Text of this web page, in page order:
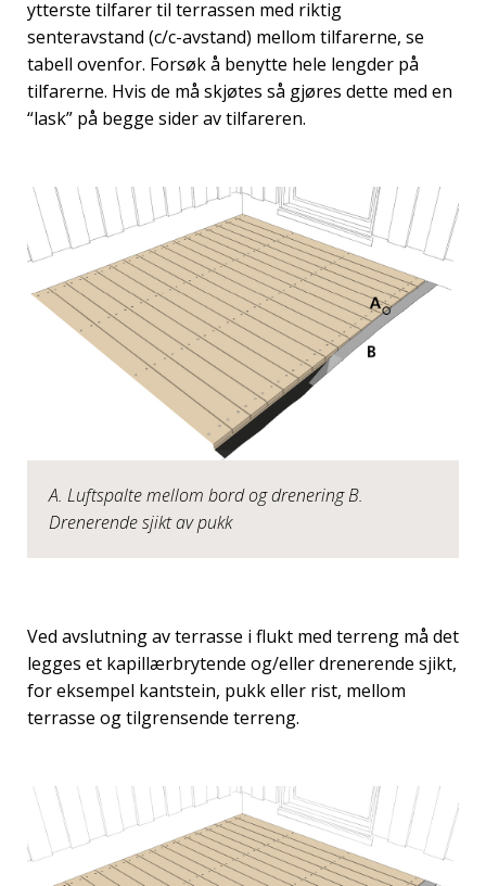
ytterste tilfarer til terrassen med riktig
senteravstand (c/c-avstand) mellom tilfarerne, se
tabell ovenfor. Forsøk å benytte hele lengder på
tilfarerne. Hvis de må skjøtes så gjøres dette med en
“lask” på begge sider av tilfareren.
A. Luftspalte mellom bord og drenering B.
Drenerende sjikt av pukk
Ved avslutning av terrasse i flukt med terreng må det
legges et kapillærbrytende og/eller drenerende sjikt,
for eksempel kantstein, pukk eller rist, mellom
terrasse og tilgrensende terreng.